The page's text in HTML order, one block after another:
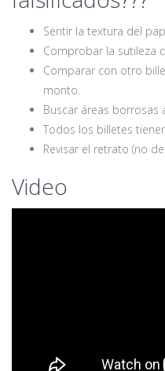
Sentir la textura del
Comprobar la sutileza
Comparar con otro
monto.
Buscar áreas
Todos los billetes
Revisar el retrato (no
Video